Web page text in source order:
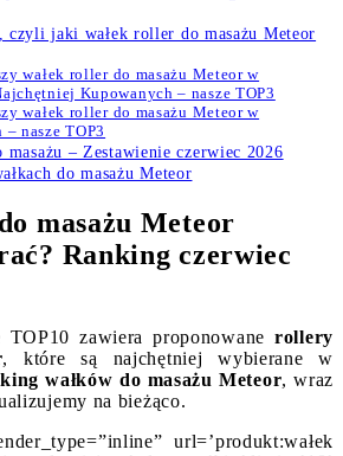
czyli jaki wałek roller do masażu Meteor
wałek roller do masażu Meteor w
Kupowanych – nasze TOP3
wałek roller do masażu Meteor w
nasze TOP3
masażu – Zestawienie czerwiec 2026
do masażu Meteor
masażu Meteor
Ranking czerwiec
TOP10 zawiera proponowanerollery
, które są najchętniej wybierane w
wałków do masażu Meteor, wraz
na bieżąco.
url=’produkt:wałek